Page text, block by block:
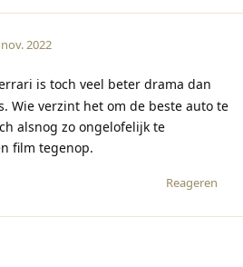
2022
is toch veel beter drama dan
Wie verzint het om de beste auto te
alsnog zo ongelofelijk te
film tegenop.
Reageren